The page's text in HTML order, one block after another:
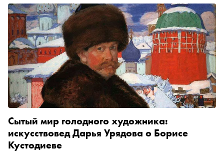
Сытый мир голодного художника:
искусствовед Дарья Урядова о Борисе
Кустодиеве